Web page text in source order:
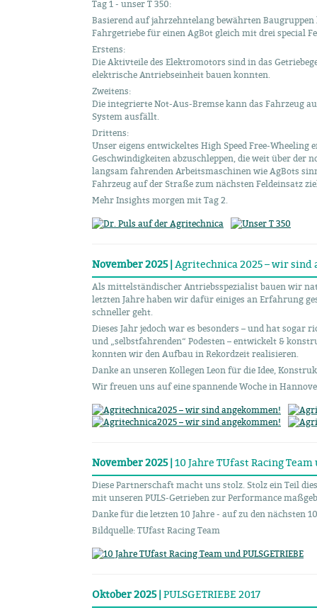
Tag 1 - unser T 350:
Basierend auf jahrzehntelang bewährten
Fahrgetriebe für einen AgBot gleich mit drei special
Erstens:
Die Aktivteile des Elektromotors sind in das
elektrische Antriebseinheit bauen konnten.
Zweitens:
Die integrierte Not-Aus-Bremse kann das Fahrzeug
System ausfällt.
Drittens:
Unser eigens entwickeltes High Speed Free-Wheeling
Geschwindigkeiten abzuschleppen, die weit über der
langsam fahrenden Arbeitsmaschinen wie AgBots
Fahrzeug auf der Straße zum nächsten Feldeinsatz
Mehr Insights morgen mit Tag 2.
November 2025 | Agritechnica 2025 – wir sind
Als mittelständischer Antriebsspezialist bauen wir
letzten Jahre haben wir dafür einiges an Erfahrung
schneller geht.
Dieses Jahr jedoch war es besonders – und hat
und „selbstfahrenden“ Podesten – entwickelt &
konnten wir den Aufbau in Rekordzeit realisieren.
Danke an unseren Kollegen Leon für die Idee,
Wir freuen uns auf eine spannende Woche in
November 2025 | 10 Jahre TUfast Racing Team
Diese Partnerschaft macht uns stolz. Stolz ein Teil
mit unseren PULS-Getrieben zur Performance
Danke für die letzten 10 Jahre - auf zu den nächsten
Bildquelle: TUfast Racing Team
Oktober 2025 | PULSGETRIEBE 2017